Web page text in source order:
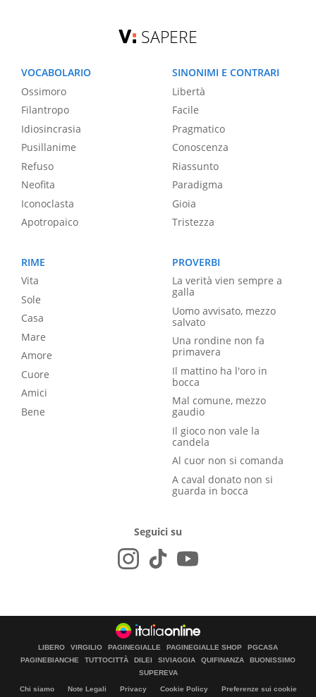
SAPERE
VOCABOLARIO
Ossimoro
Filantropo
Idiosincrasia
Pusillanime
Refuso
Neofita
Iconoclasta
Apotropaico
SINONIMI E CONTRARI
Libertà
Facile
Pragmatico
Conoscenza
Riassunto
Paradigma
Gioia
Tristezza
RIME
Vita
Sole
Casa
Mare
Amore
Cuore
Amici
Bene
PROVERBI
La verità vien sempre a
galla
Uomo avvisato, mezzo
salvato
Una rondine non fa
primavera
Il mattino ha l'oro in
bocca
Mal comune, mezzo
gaudio
Il gioco non vale la
candela
Al cuor non si comanda
A caval donato non si
guarda in bocca
Seguici su
LIBERO VIRGILIO PAGINEGIALLE PAGINEGIALLE SHOP
PGCASA
PAGINEBIANCHE
TUTTOCITTÀ DILEI SIVIAGGIA QUIFINANZA
BUONISSIMO
SUPEREVA
Chi siamo Note Legali Privacy Cookie Policy
Preferenze sui cookie